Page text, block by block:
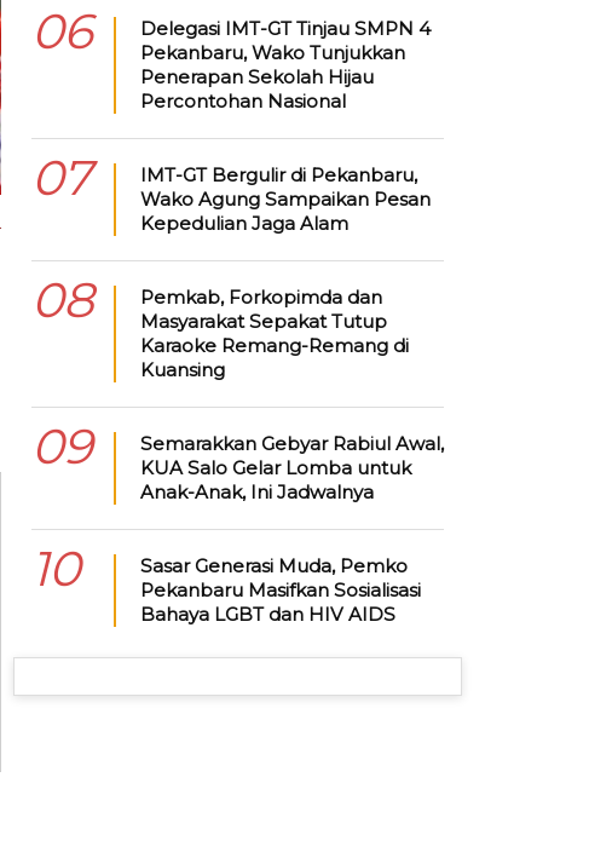
06
Delegasi IMT-GT Tinjau SMPN 4
Pekanbaru, Wako Tunjukkan
Penerapan Sekolah Hijau
Percontohan Nasional
07
IMT-GT Bergulir di Pekanbaru,
Wako Agung Sampaikan Pesan
Kepedulian Jaga Alam
08
Pemkab, Forkopimda dan
Masyarakat Sepakat Tutup
Karaoke Remang-Remang di
Kuansing
09
Semarakkan Gebyar Rabiul Awal,
KUA Salo Gelar Lomba untuk
Anak-Anak, Ini Jadwalnya
10
Sasar Generasi Muda, Pemko
Pekanbaru Masifkan Sosialisasi
Bahaya LGBT dan HIV AIDS